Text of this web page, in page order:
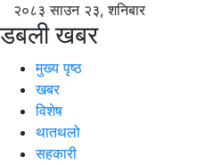
२०८३ साउन २३, शनिबार
डबली खबर
मुख्य पृष्ठ
खबर
विशेष
थातथलो
सहकारी